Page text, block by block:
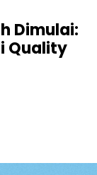
Dimulai:
Quality